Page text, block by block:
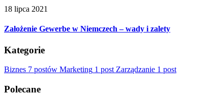
18 lipca 2021
Założenie Gewerbe w Niemczech – wady i zalety
Kategorie
Biznes 7 postów Marketing 1 post Zarządzanie 1 post
Polecane